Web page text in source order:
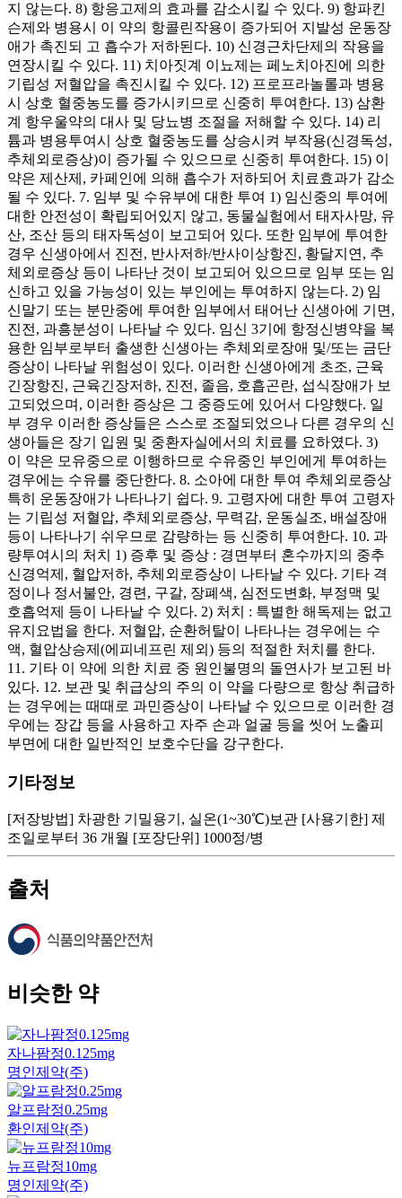
지 않는다. 8) 항응고제의 효과를 감소시킬 수 있다. 9) 항파킨
슨제와 병용시 이 약의 항콜린작용이 증가되어 지발성 운동장
애가 촉진되 고 흡수가 저하된다. 10) 신경근차단제의 작용을
연장시킬 수 있다. 11) 치아짓계 이뇨제는 페노치아진에 의한
기립성 저혈압을 촉진시킬 수 있다. 12) 프로프라놀롤과 병용
시 상호 혈중농도를 증가시키므로 신중히 투여한다. 13) 삼환
계 항우울약의 대사 및 당뇨병 조절을 저해할 수 있다. 14) 리
튬과 병용투여시 상호 혈중농도를 상승시켜 부작용(신경독성,
추체외로증상)이 증가될 수 있으므로 신중히 투여한다. 15) 이
약은 제산제, 카페인에 의해 흡수가 저하되어 치료효과가 감소
될 수 있다. 7. 임부 및 수유부에 대한 투여 1) 임신중의 투여에
대한 안전성이 확립되어있지 않고, 동물실험에서 태자사망, 유
산, 조산 등의 태자독성이 보고되어 있다. 또한 임부에 투여한
경우 신생아에서 진전, 반사저하/반사이상항진, 황달지연, 추
체외로증상 등이 나타난 것이 보고되어 있으므로 임부 또는 임
신하고 있을 가능성이 있는 부인에는 투여하지 않는다. 2) 임
신말기 또는 분만중에 투여한 임부에서 태어난 신생아에 기면,
진전, 과흥분성이 나타날 수 있다. 임신 3기에 항정신병약을 복
용한 임부로부터 출생한 신생아는 추체외로장애 및/또는 금단
증상이 나타날 위험성이 있다. 이러한 신생아에게 초조, 근육
긴장항진, 근육긴장저하, 진전, 졸음, 호흡곤란, 섭식장애가 보
고되었으며, 이러한 증상은 그 중증도에 있어서 다양했다. 일
부 경우 이러한 증상들은 스스로 조절되었으나 다른 경우의 신
생아들은 장기 입원 및 중환자실에서의 치료를 요하였다. 3)
이 약은 모유중으로 이행하므로 수유중인 부인에게 투여하는
경우에는 수유를 중단한다. 8. 소아에 대한 투여 추체외로증상
특히 운동장애가 나타나기 쉽다. 9. 고령자에 대한 투여 고령자
는 기립성 저혈압, 추체외로증상, 무력감, 운동실조, 배설장애
등이 나타나기 쉬우므로 감량하는 등 신중히 투여한다. 10. 과
량투여시의 처치 1) 증후 및 증상 : 경면부터 혼수까지의 중추
신경억제, 혈압저하, 추체외로증상이 나타날 수 있다. 기타 격
정이나 정서불안, 경련, 구갈, 장폐색, 심전도변화, 부정맥 및
호흡억제 등이 나타날 수 있다. 2) 처치 : 특별한 해독제는 없고
유지요법을 한다. 저혈압, 순환허탈이 나타나는 경우에는 수
액, 혈압상승제(에피네프린 제외) 등의 적절한 처치를 한다.
11. 기타 이 약에 의한 치료 중 원인불명의 돌연사가 보고된 바
있다. 12. 보관 및 취급상의 주의 이 약을 다량으로 항상 취급하
는 경우에는 때때로 과민증상이 나타날 수 있으므로 이러한 경
우에는 장갑 등을 사용하고 자주 손과 얼굴 등을 씻어 노출피
부면에 대한 일반적인 보호수단을 강구한다.
기타정보
[저장방법] 차광한 기밀용기, 실온(1~30℃)보관 [사용기한] 제
조일로부터 36 개월 [포장단위] 1000정/병
출처
비슷한 약
자나팜정0.125mg
명인제약(주)
알프람정0.25mg
환인제약(주)
뉴프람정10mg
명인제약(주)